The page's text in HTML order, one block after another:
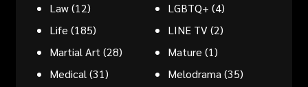
Law(12) LGBTQ+ (4)
Life (185) LINE TV(2)
Martial Art (28) Mature (1)
Medical (31) Melodrama (35)